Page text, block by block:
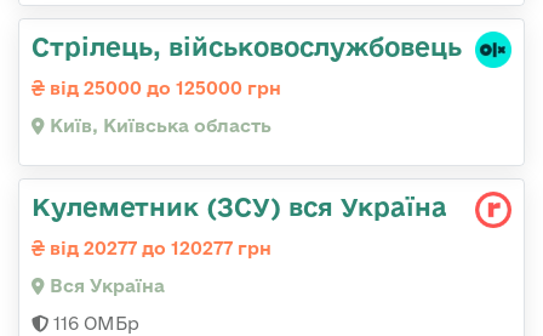
Стpілець, військовослужбовець
від 25000 до 125000 грн
Київ, Київська область
Кулеметник (ЗСУ) вся Україна
від 20277 до 120277 грн
Вся Україна
116 ОМБр